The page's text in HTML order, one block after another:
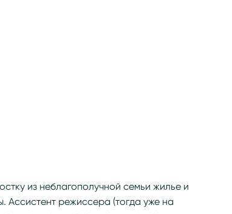
из неблагополучной семьи жилье и
Ассистент режиссера (тогда уже на